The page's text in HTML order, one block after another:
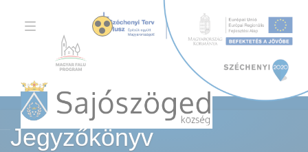
TOGGLE
NAVIGATION
Jegyzőkönyv